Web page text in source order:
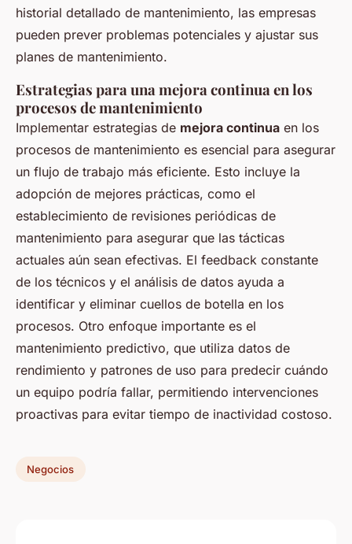
historial detallado de mantenimiento, las empresas
pueden prever problemas potenciales y ajustar sus
planes de mantenimiento.
Estrategias para una mejora continua en los
procesos de mantenimiento
Implementar estrategias de mejora continua en los
procesos de mantenimiento es esencial para asegurar
un flujo de trabajo más eficiente. Esto incluye la
adopción de mejores prácticas, como el
establecimiento de revisiones periódicas de
mantenimiento para asegurar que las tácticas
actuales aún sean efectivas. El feedback constante
de los técnicos y el análisis de datos ayuda a
identificar y eliminar cuellos de botella en los
procesos. Otro enfoque importante es el
mantenimiento predictivo, que utiliza datos de
rendimiento y patrones de uso para predecir cuándo
un equipo podría fallar, permitiendo intervenciones
proactivas para evitar tiempo de inactividad costoso.
Negocios